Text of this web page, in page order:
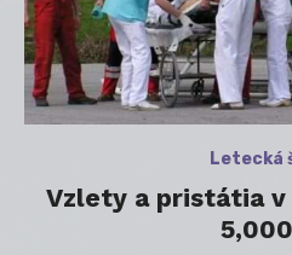
Letecká
Vzlety a pristátia